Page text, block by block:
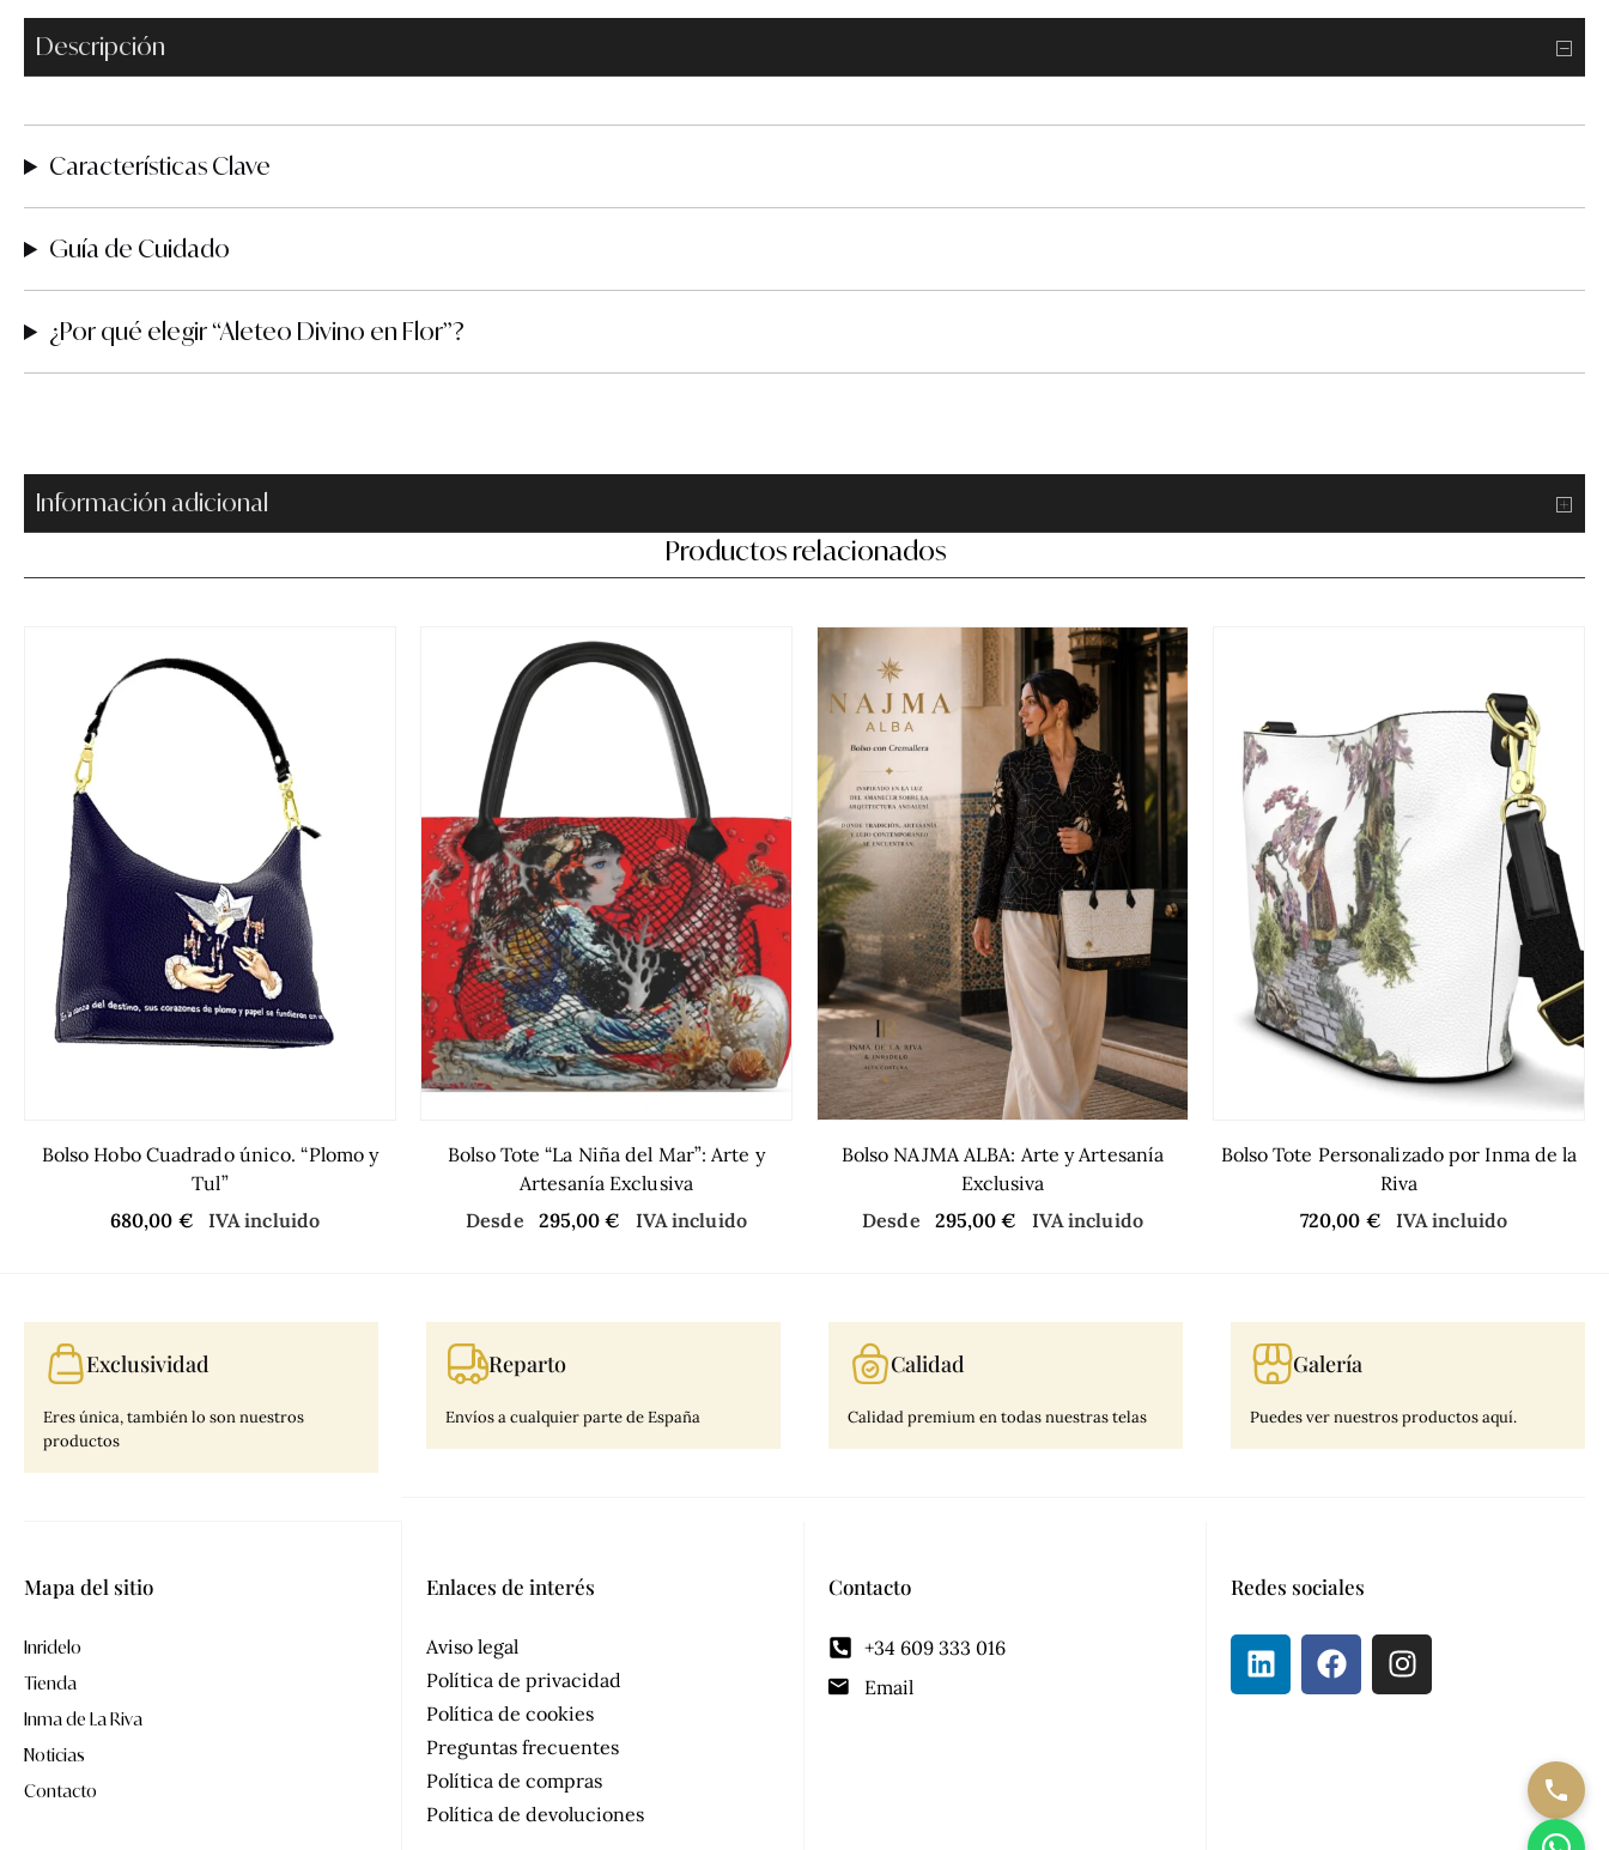
Descripción
Características Clave
Guía de Cuidado
¿Por qué elegir “Aleteo Divino en Flor”?
Información adicional
Productos relacionados
Bolso Hobo Cuadrado único. “Plomo y
Tul”
680,00 € IVA incluido
Bolso Tote “La Niña del Mar”: Arte y
Artesanía Exclusiva
Desde
295,00€ IVA incluido
Bolso NAJMA ALBA: Arte y Artesanía
Exclusiva
Desde
295,00€ IVA incluido
Bolso Tote Personalizado por Inma de la
Riva
720,00 € IVA incluido
Exclusividad
Eres única, también lo son nuestros
productos
Reparto
Envíos a cualquier parte de España
Calidad
Calidad premium en todas nuestras telas
Galería
Puedes ver nuestros productos aquí.
Mapa del sitio
Inridelo
Tienda
Inma de La Riva
Noticias
Contacto
Enlaces de interés
Aviso legal
Política de privacidad
Política de cookies
Preguntas frecuentes
Política de compras
Política de devoluciones
Contacto
+34 609 333 016
Email
Redes sociales